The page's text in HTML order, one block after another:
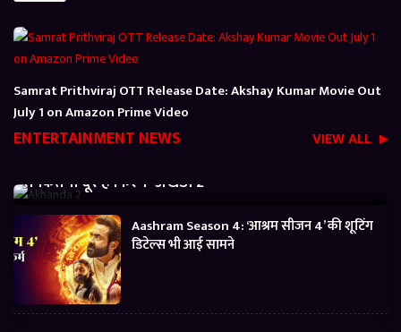
Samrat Prithviraj OTT Release Date: Akshay Kumar Movie Out
July 1 on Amazon Prime Video
ENTERTAINMENT NEWS VIEW ALL
से कितनी दूर है फिल्म ‘अखंडा 2’
Aashram Season 4: ‘आश्रम सीजन 4’ की शूटिंग
डिटेल्स भी आई सामने